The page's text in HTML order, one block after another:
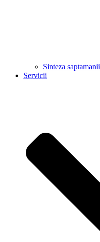
Sinteza saptamanii
Servicii